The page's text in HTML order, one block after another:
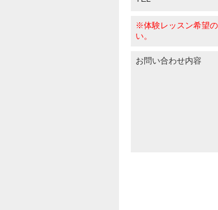
※体験レッスン希望
い。
お問い合わせ内容